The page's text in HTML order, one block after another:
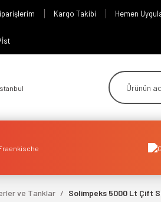
Kargo Takibi Hemen
İst
ve Tanklar Solimpeks 5000 Lt Çift